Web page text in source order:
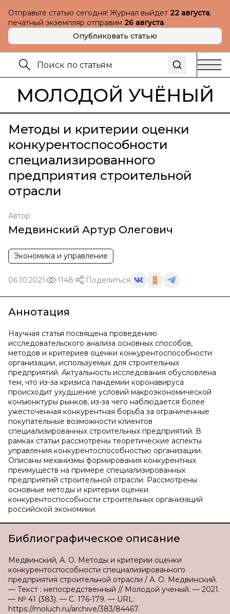
Отправьте статью сегодня! Журнал выйдет 22 августа,
печатный экземпляр отправим 26 августа
Опубликовать статью
МОЛОДОЙ УЧЁНЫЙ
Методы и критерии оценки
конкурентоспособности
специализированного
предприятия строительной
отрасли
Автор
Медвинский Артур Олегович
Экономика и управление
06.10.2021 1148 Поделиться
Аннотация
Научная статья посвящена проведению
исследовательского анализа основных способов,
методов и критериев оценки конкурентоспособности
организации, используемых для строительных
предприятий. Актуальность исследования обусловлена
тем, что из-за кризиса пандемии коронавируса
происходит ухудшение условий макроэкономической
конъюнктуры рынков, из-за чего наблюдается более
ужесточенная конкурентная борьба за ограниченные
покупательные возможности клиентов
специализированных строительных предприятий. В
рамках статьи рассмотрены теоретические аспекты
управления конкурентоспособностью организации.
Описаны механизмы формирования конкурентных
преимуществ на примере специализированных
предприятий строительной отрасли. Рассмотрены
основные методы и критерии оценки
конкурентоспособности строительных организаций
российской экономики.
Библиографическое описание
Медвинский, А. О. Методы и критерии оценки
конкурентоспособности специализированного
предприятия строительной отрасли / А. О. Медвинский.
— Текст : непосредственный // Молодой ученый. — 2021.
— № 41 (383). — С. 176-179. — URL:
https://moluch.ru/archive/383/84467.